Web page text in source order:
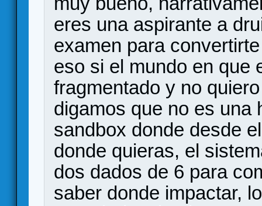
eres una aspirante a
examen para
eso si el mundo en que
fragmentado y no
digamos que no es una
sandbox donde desde
donde quieras, el
dos dados de 6 para
saber donde impactar,